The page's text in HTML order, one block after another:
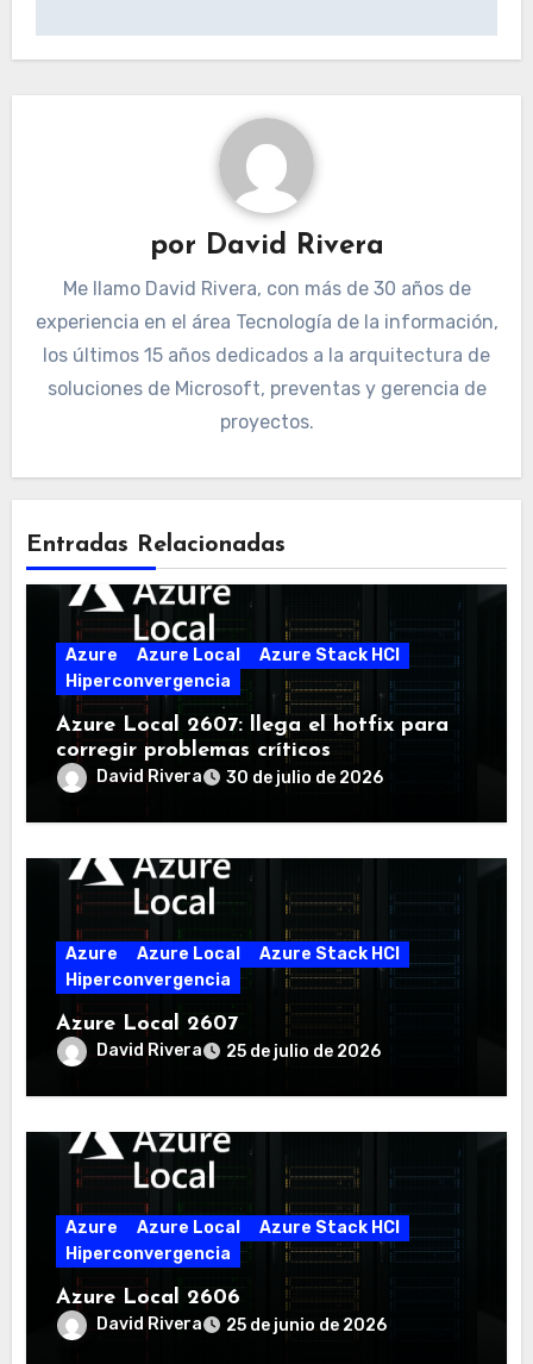
por David Rivera
Me llamo David Rivera, con más de 30 años de
experiencia en el área Tecnología de la información,
los últimos 15 años dedicados a la arquitectura de
soluciones de Microsoft, preventas y gerencia de
proyectos.
Entradas Relacionadas
Azure Azure Local
Azure Stack HCI
Hiperconvergencia
Azure Local 2607: llega el hotfix para
corregir problemas críticos
David Rivera 30 de julio de 2026
Azure Azure Local
Azure Stack HCI
Hiperconvergencia
Azure Local 2607
David Rivera 25 de julio de 2026
Azure Azure Local
Azure Stack HCI
Hiperconvergencia
Azure Local 2606
David Rivera 25 de junio de 2026